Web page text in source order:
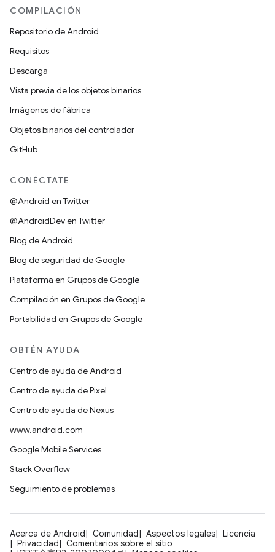
COMPILACIÓN
Repositorio de Android
Requisitos
Descarga
Vista previa de los objetos binarios
Imágenes de fábrica
Objetos binarios del controlador
GitHub
CONÉCTATE
@Android en Twitter
@AndroidDev en Twitter
Blog de Android
Blog de seguridad de Google
Plataforma en Grupos de Google
Compilación en Grupos de Google
Portabilidad en Grupos de Google
OBTÉN AYUDA
Centro de ayuda de Android
Centro de ayuda de Pixel
Centro de ayuda de Nexus
www.android.com
Google Mobile Services
Stack Overflow
Seguimiento de problemas
Acerca de Android Comunidad Aspectos legales
Licencia
Privacidad
Comentarios sobre el sitio